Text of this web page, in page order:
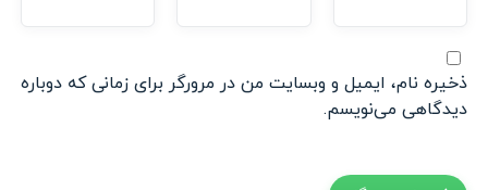
ذخیره نام، ایمیل و وبسایت من در مرورگر برای زمانی که دوباره
دیدگاهی می‌نویسم.